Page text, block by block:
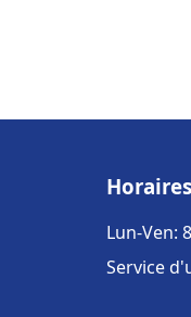
Horaires
Lun-Ven:
Service